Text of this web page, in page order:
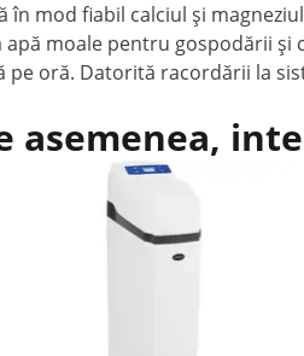
mod fiabil calciul și
moale pentru gospodării și
oră. Datorită racordării la
asemenea,